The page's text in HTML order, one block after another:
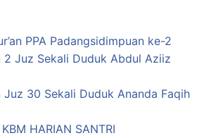
PPA Padangsidimpuan ke-2
2 Juz Sekali Duduk Abdul Aziiz
Juz 30 Sekali Duduk Ananda Faqih
HARIAN SANTRI